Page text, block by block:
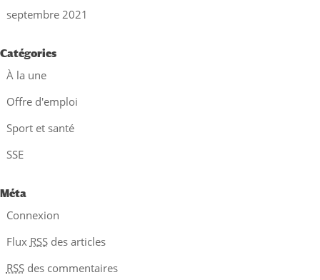
septembre 2021
Catégories
À la une
Offre d'emploi
Sport et santé
SSE
Méta
Connexion
Flux RSSdes articles
RSSdes commentaires